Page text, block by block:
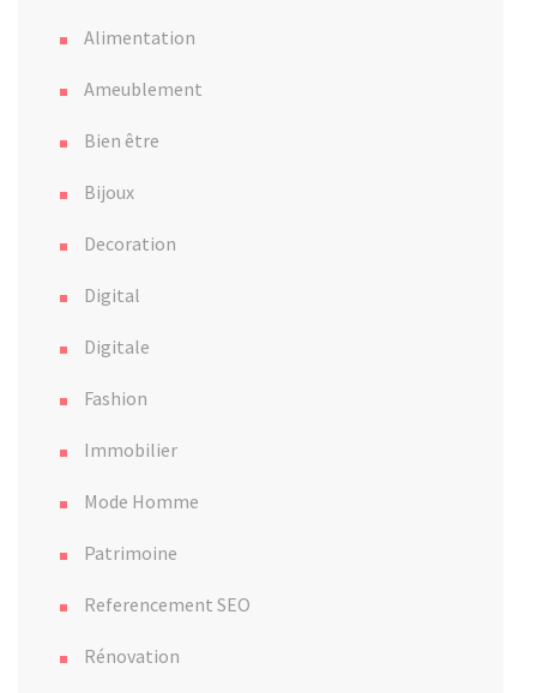
Alimentation
Ameublement
Bien être
Bijoux
Decoration
Digital
Digitale
Fashion
Immobilier
Mode Homme
Patrimoine
Referencement SEO
Rénovation